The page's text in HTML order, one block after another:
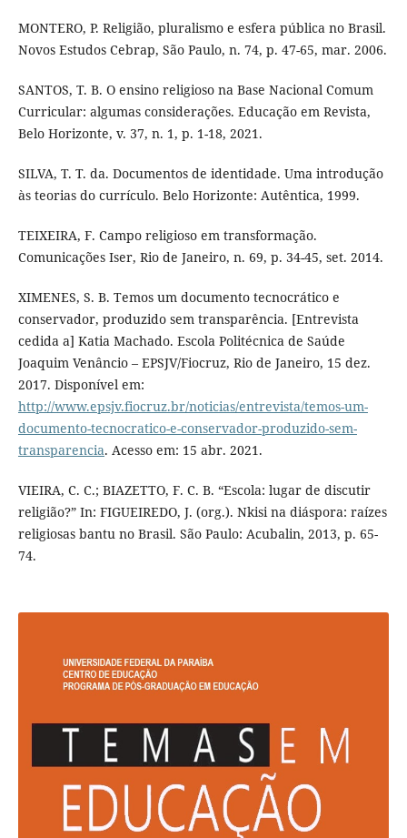
MONTERO, P. Religião, pluralismo e esfera pública no Brasil.
Novos Estudos Cebrap, São Paulo, n. 74, p. 47-65, mar. 2006.
SANTOS, T. B. O ensino religioso na Base Nacional Comum
Curricular: algumas considerações. Educação em Revista,
Belo Horizonte, v. 37, n. 1, p. 1-18, 2021.
SILVA, T. T. da. Documentos de identidade. Uma introdução
às teorias do currículo. Belo Horizonte: Autêntica, 1999.
TEIXEIRA, F. Campo religioso em transformação.
Comunicações Iser, Rio de Janeiro, n. 69, p. 34-45, set. 2014.
XIMENES, S. B. Temos um documento tecnocrático e
conservador, produzido sem transparência. [Entrevista
cedida a] Katia Machado. Escola Politécnica de Saúde
Joaquim Venâncio – EPSJV/Fiocruz, Rio de Janeiro, 15 dez.
2017. Disponível em:
http://www.epsjv.fiocruz.br/noticias/entrevista/temos-um-
documento-tecnocratico-e-conservador-produzido-sem-
transparencia. Acesso em: 15 abr. 2021.
VIEIRA, C. C.; BIAZETTO, F. C. B. “Escola: lugar de discutir
religião?” In: FIGUEIREDO, J. (org.). Nkisi na diáspora: raízes
religiosas bantu no Brasil. São Paulo: Acubalin, 2013, p. 65-
74.